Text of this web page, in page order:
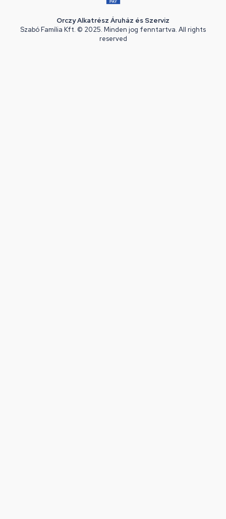
Orczy Alkatrész Áruház és Szerviz
Szabó Família Kft. © 2025. Minden jog fenntartva. All rights
reserved